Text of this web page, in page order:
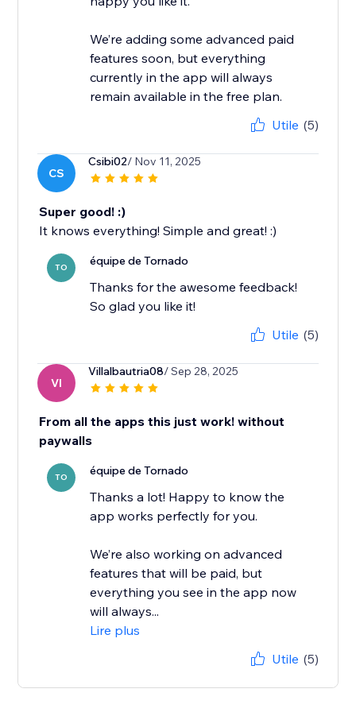
We’re adding some advanced paid
features soon, but everything
currently in the app will always
remain available in the free plan.
Utile (5)
CS
Csibi02/ Nov 11, 2025
Super good! :)
It knows everything! Simple and great! :)
TO équipe de Tornado
Thanks for the awesome feedback!
So glad you like it!
Utile (5)
VI
Villalbautria08/ Sep 28, 2025
From all the apps this just work! without
paywalls
TO équipe de Tornado
Thanks a lot! Happy to know the
app works perfectly for you.
We’re also working on advanced
features that will be paid, but
everything you see in the app now
will always...
Lire plus
Utile (5)